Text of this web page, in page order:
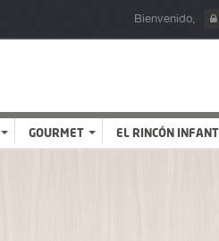
Bienvenido,
GOURMET EL RINCÓN